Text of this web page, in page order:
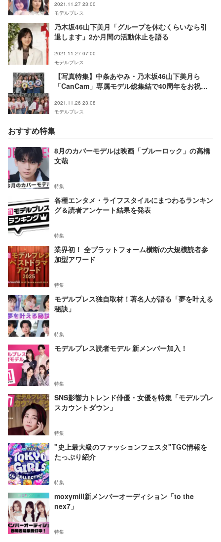
2021.11.27 23:00
モデルプレス
乃木坂46山下美月「グループを休むくらいなら引
退します」2か月間の活動休止を語る
2021.11.27 07:00
モデルプレス
【写真特集】中条あやみ・乃木坂46山下美月ら
「CanCam」専属モデル総集結で40周年をお祝い
2021.11.26 23:08
モデルプレス
おすすめ特集
8月のカバーモデルは映画「ブルーロック」の高橋
文哉
特集
各種エンタメ・ライフスタイルにまつわるランキン
グ＆読者アンケート結果を発表
特集
業界初！ 全プラットフォーム横断の大規模読者参
加型アワード
特集
モデルプレス独自取材！著名人が語る「夢を叶える
秘訣」
特集
モデルプレス読者モデル 新メンバー加入！
特集
SNS影響力トレンド俳優・女優を特集「モデルプレ
スカウントダウン」
特集
"史上最大級のファッションフェスタ"TGC情報を
たっぷり紹介
特集
moxymill新メンバーオーディション「to the
nex7」
特集